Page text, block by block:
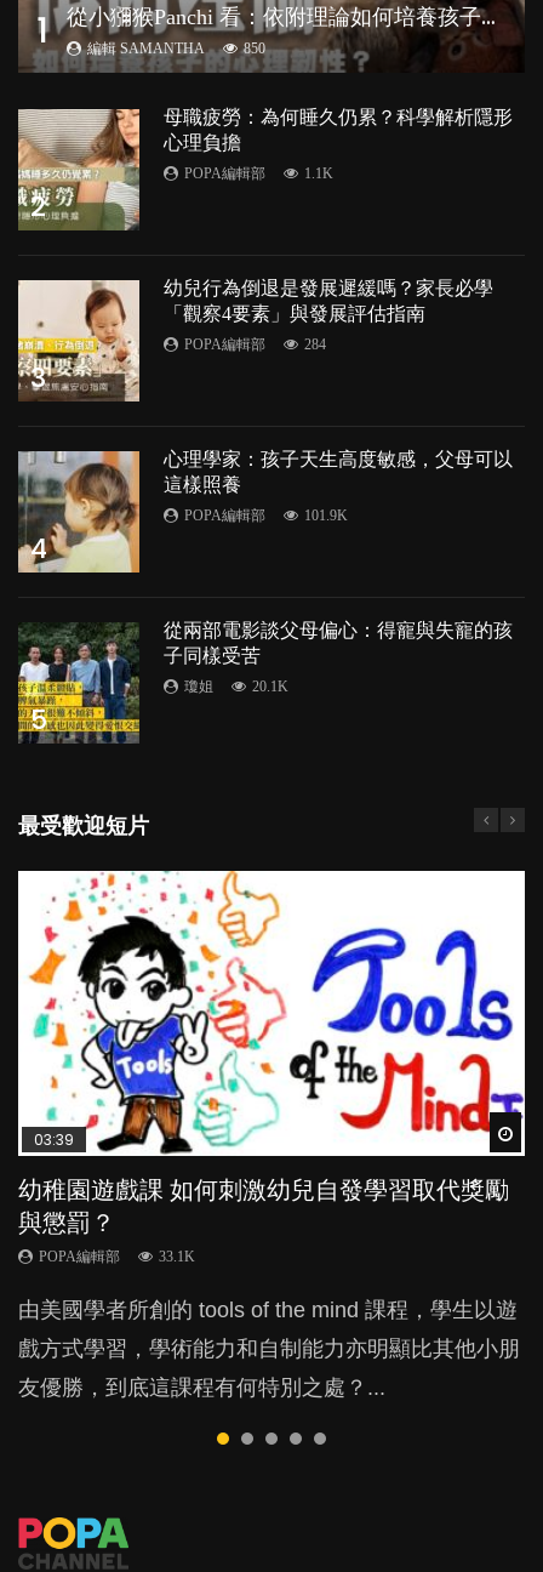
1 從
小獼猴Panchi 看：依附理論如何培養孩子心理韌性？
編輯 SAMANTHA 850
2
母職疲勞：為何睡久仍累？科學解析隱形
心理負擔
POPA編輯部 1.1K
3
幼兒行為倒退是發展遲緩嗎？家長必學
「觀察4要素」與發展評估指南
POPA編輯部 284
4
心理學家：孩子天生高度敏感，父母可以
這樣照養
POPA編輯部 101.9K
5
從兩部電影談父母偏心：得寵與失寵的孩
子同樣受苦
瓊姐 20.1K
最受歡迎短片
03:39
幼稚園遊戲課 如何刺激幼兒自發學習取代獎勵
與懲罰？
POPA編輯部 33.1K
由美國學者所創的 tools of the mind 課程，學生以遊
戲方式學習，學術能力和自制能力亦明顯比其他小朋
友優勝，到底這課程有何特別之處？...
04:59
幼兒playgroup真係玩耍中學習？研究指BB 15個
月大前上堂不見效果
POPA編輯部 47.1K
現今小朋友的起跑線，愈推愈前。雖然政府並無官方
的統計數字，但粗略估算，香港至少有六、七百家早
期教育中心，但孩子是否愈早上Playgroup愈好？...
03:02
老公患產後憂鬱症對BB的影響
POPA編輯部
鬱，影響日常生活，嚴重的甚至會有自殺，或傷害小
朋友的念頭。但為何爸爸患上產後抑鬱往往難以察
覺？...
04:06
全職好？在職好？｜全職媽媽與在職媽媽的壓
力與價值
POPA編輯部 25.8K
許多媽媽心底可能都有一刻掙扎過：究竟全職好，還
是在職好。雖說每個家庭都有自己的獨特狀況和考慮
因素，但原來全職和在職媽媽所養育的子女其實都各
03:41
BB口腔期乜都放入口，父母該制止還是放手？
POPA編輯部
成吮手指的習慣，大個就很難戒，但原來一刀切阻止
他們放東西入口，隨時會影響孩子的身心發展？...